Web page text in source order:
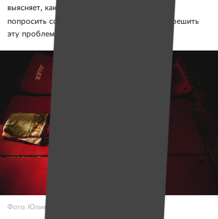
выясняет, какие книги любит Ира, и обещает
попросить социального работника
решить
эту проблему.
Фото: Юлия Карпенко для ИМЕН